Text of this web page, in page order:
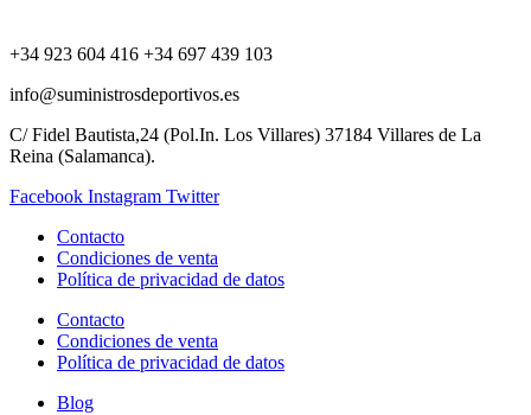
+34 923 604 416 +34 697 439 103
info@suministrosdeportivos.es
C/ Fidel Bautista,24 (Pol.In. Los Villares) 37184 Villares de La
Reina (Salamanca).
Facebook Instagram Twitter
Contacto
Condiciones de venta
Política de privacidad de datos
Contacto
Condiciones de venta
Política de privacidad de datos
Blog